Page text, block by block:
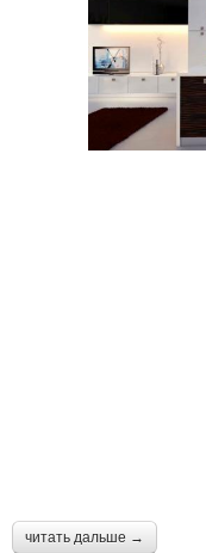
читать дальше →